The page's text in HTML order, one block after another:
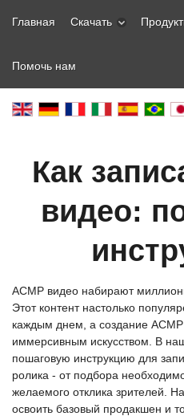
Главная Скачать
Помочь нам
Как
видео:
АСМР видео набирают
Этот контент настолько
каждым днем, а создание АСМР
иммерсивным искусством. В
пошаговую инструкцию для
ролика - от подбора
желаемого отклика зрителей.
освоить базовый продакшен и